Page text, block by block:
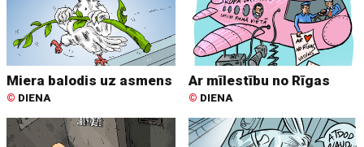
Miera balodis uz asmens
© DIENA
Ar mīlestību no Rīgas
© DIENA